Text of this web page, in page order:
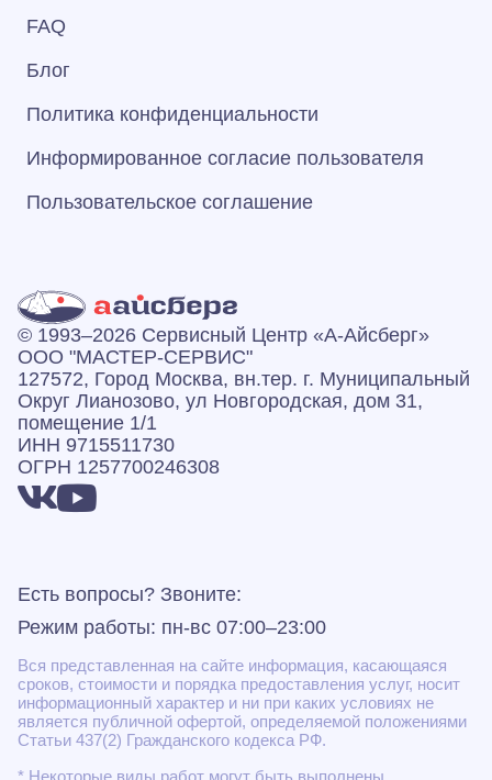
FAQ
Блог
Политика конфиденциальности
Информированное согласие пользователя
Пользовательское соглашение
© 1993–2026 Сервисный Центр «А‑Айсберг»
ООО "МАСТЕР-СЕРВИС"
127572, Город Москва, вн.тер. г. Муниципальный
Округ Лианозово, ул Новгородская, дом 31,
помещение 1/1
ИНН 9715511730
ОГРН 1257700246308
Есть вопросы? Звоните:
Режим работы: пн-вс 07:00–23:00
Вся представленная на сайте информация, касающаяся
сроков, стоимости и порядка предоставления услуг, носит
информационный характер и ни при каких условиях не
является публичной офертой, определяемой положениями
Статьи 437(2) Гражданского кодекса РФ.
* Некоторые виды работ могут быть выполнены